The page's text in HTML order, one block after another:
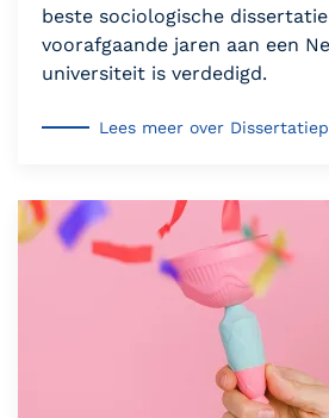
beste sociologische
voorafgaande jaren aan een
universiteit is verdedigd.
Lees meer over